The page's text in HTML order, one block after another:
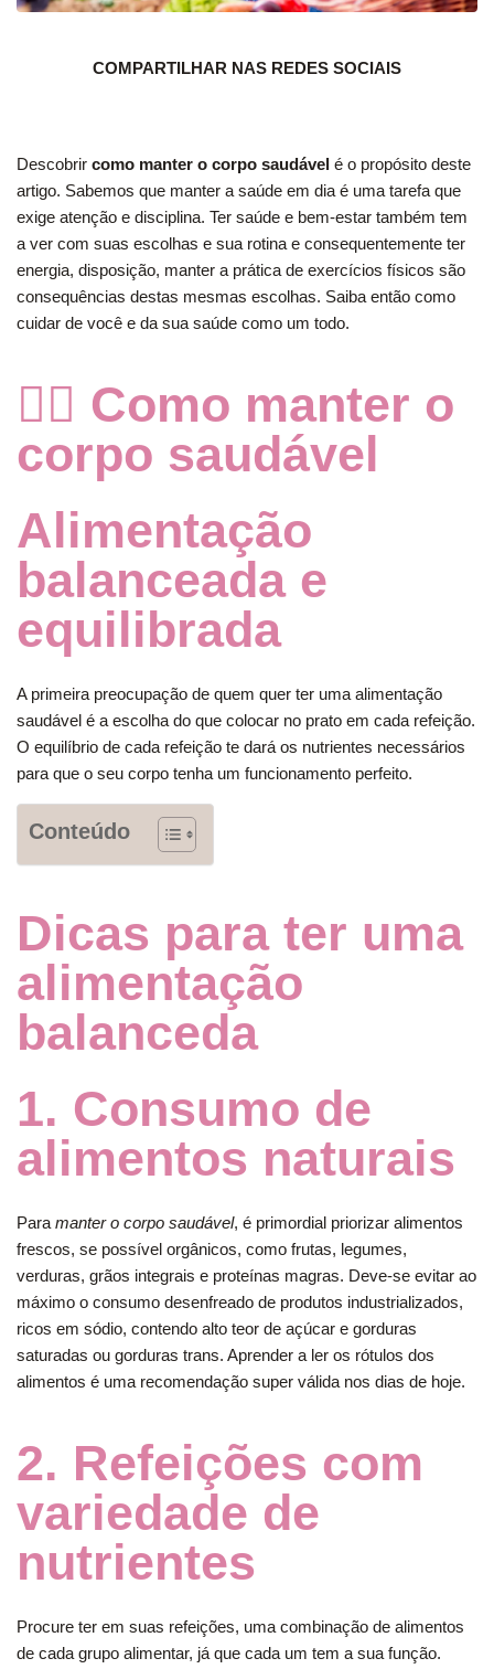
COMPARTILHAR NAS REDES SOCIAIS
Descobrir como manter o corpo saudável é o propósito deste
artigo. Sabemos que manter a saúde em dia é uma tarefa que
exige atenção e disciplina. Ter saúde e bem-estar também tem
a ver com suas escolhas e sua rotina e consequentemente ter
energia, disposição, manter a prática de exercícios físicos são
consequências destas mesmas escolhas. Saiba então como
cuidar de você e da sua saúde como um todo.
🧘‍♀️ Como manter o
corpo saudável
Alimentação
balanceada e
equilibrada
A primeira preocupação de quem quer ter uma alimentação
saudável é a escolha do que colocar no prato em cada refeição.
O equilíbrio de cada refeição te dará os nutrientes necessários
para que o seu corpo tenha um funcionamento perfeito.
Conteúdo
Dicas para ter uma
alimentação
balanceda
1. Consumo de
alimentos naturais
Para manter o corpo saudável, é primordial priorizar alimentos
frescos, se possível orgânicos, como frutas, legumes,
verduras, grãos integrais e proteínas magras. Deve-se evitar ao
máximo o consumo desenfreado de produtos industrializados,
ricos em sódio, contendo alto teor de açúcar e gorduras
saturadas ou gorduras trans. Aprender a ler os rótulos dos
alimentos é uma recomendação super válida nos dias de hoje.
2. Refeições com
variedade de
nutrientes
Procure ter em suas refeições, uma combinação de alimentos
de cada grupo alimentar, já que cada um tem a sua função.